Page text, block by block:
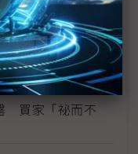
村田示警全球AI基
買家「祕而不